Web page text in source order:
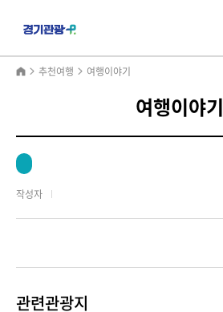
추천여행 여행이야기
여행이야기
작성자
관련관광지